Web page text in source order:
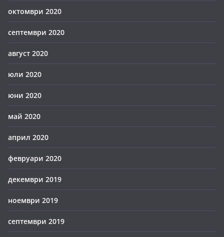
октомври 2020
септември 2020
август 2020
юли 2020
юни 2020
май 2020
април 2020
февруари 2020
декември 2019
ноември 2019
септември 2019